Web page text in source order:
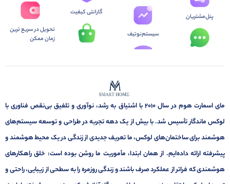
پنل‌مشتریان
سیستم‌نوتیف
گارانتی کیفیت
تحویل در سریع ترین
زمان ممکن
مای اسمارت هوم در سال ۲۰۱۰ با اشتیاق به رشد، نوآوری و تلفیق بی‌نقص فناوری با
لوکس ماندگار تأسیس شد. با بیش از یک دهه تجربه در طراحی و توسعه سیستم‌های
هوشمند برای ساختمان‌های لوکس، ما تعریف جدیدی از زندگی در یک محیط هوشمند و
پیشرفته ارائه داده‌ایم. از همان ابتدا، مأموریت ما روشن بوده است: خلق راهکارهای
هوشمندی که فراتر از عملکرد صرف باشند و زندگی روزمره را به سطحی از زیبایی، راحتی و